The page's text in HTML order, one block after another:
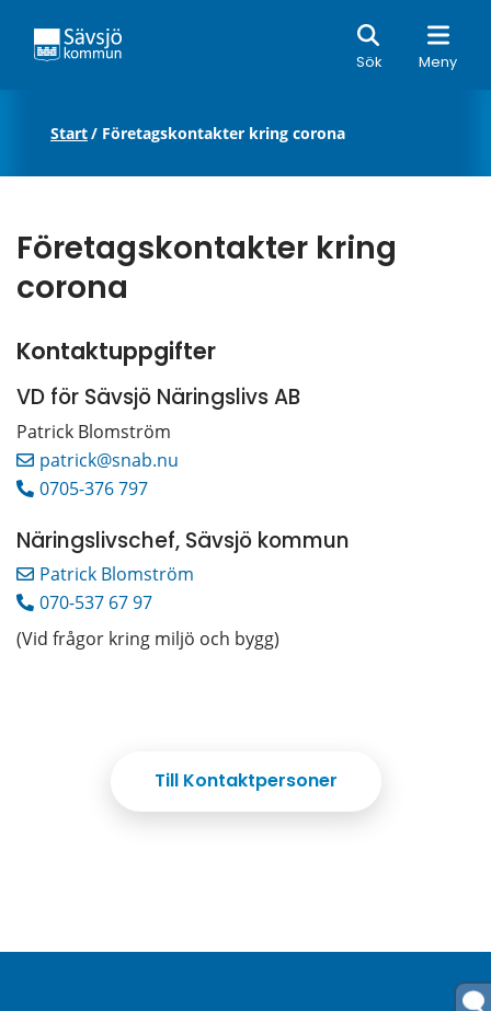
Sök Meny
Sök
Start/ Företagskontakter kring corona
Företagskontakter kring
corona
Kontaktuppgifter
VD för Sävsjö Näringslivs AB
Patrick Blomström
patrick@snab.nu
0705-376 797
Näringslivschef, Sävsjö kommun
Patrick Blomström
070-537 67 97
(Vid frågor kring miljö och bygg)
Till Kontaktpersoner